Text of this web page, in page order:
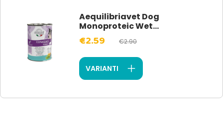
Aequilibriavet Dog
Monoproteic Wet...
€2.59 €2.90
VARIANTI